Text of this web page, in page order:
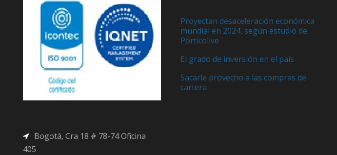
Bogotá, Cra 18 # 78-74 Oficina
405
Proyectan desaceleración económica
mundial en 2024, según estudio de
Pórticolive
El grado de inversión en el país
Sacarle provecho a las compras de
cartera